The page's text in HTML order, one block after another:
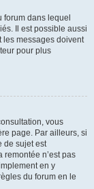
forum dans lequel
Il est possible aussi
les messages doivent
pour plus
vous
page. Par ailleurs, si
de sujet est
remontée n’est pas
en y
du forum en le